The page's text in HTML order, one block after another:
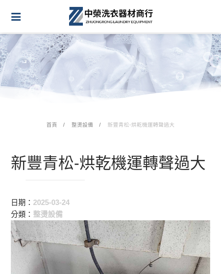
首頁 整燙設備 新豐青松-烘乾機運轉聲過大
新豐青松-烘乾機運轉聲過大
日期： 2025-03-24
分類： 整燙設備